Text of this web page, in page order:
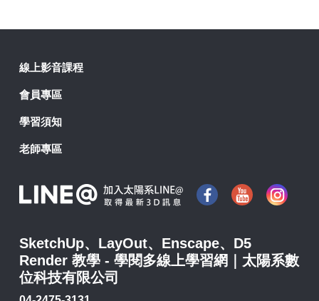
線上影音課程
會員專區
學習須知
老師專區
SketchUp、LayOut、Enscape、D5
Render 教學 - 學閱多線上學習網｜太陽系數
位科技有限公司